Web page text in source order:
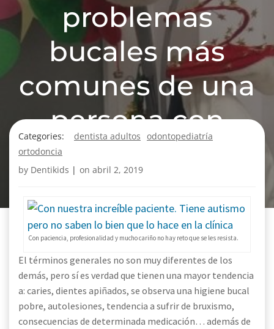
problemas
bucales más
comunes de una
persona con
Categories: dentista adultos odontopediatría
ortodoncia
by Dentikids | on abril 2, 2019
Con paciencia, profesionalidad y mucho cariño no hay reto que se les resista.
El términos generales no son muy diferentes de los
demás, pero sí es verdad que tienen una mayor tendencia
a: caries, dientes apiñados, se observa una higiene bucal
pobre, autolesiones, tendencia a sufrir de bruxismo,
consecuencias de determinada medicación… además de